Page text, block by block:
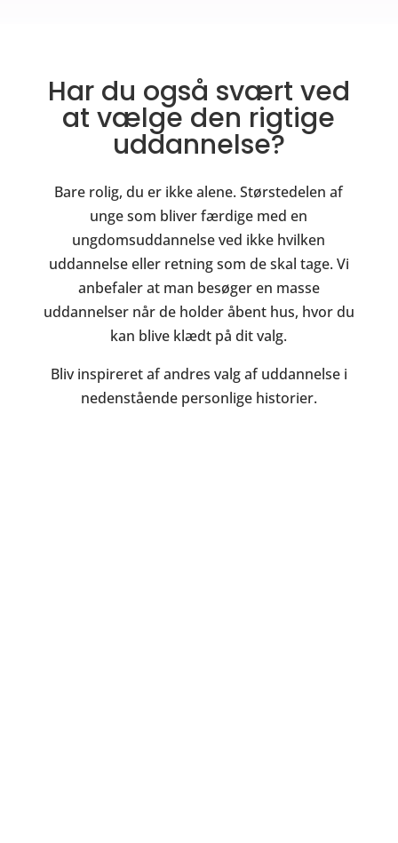
Har du også svært ved
at vælge den rigtige
uddannelse?
Bare rolig, du er ikke alene. Størstedelen af
unge som bliver færdige med en
ungdomsuddannelse ved ikke hvilken
uddannelse eller retning som de skal tage. Vi
anbefaler at man besøger en masse
uddannelser når de holder åbent hus, hvor du
kan blive klædt på dit valg.
Bliv inspireret af andres valg af uddannelse i
nedenstående personlige historier.